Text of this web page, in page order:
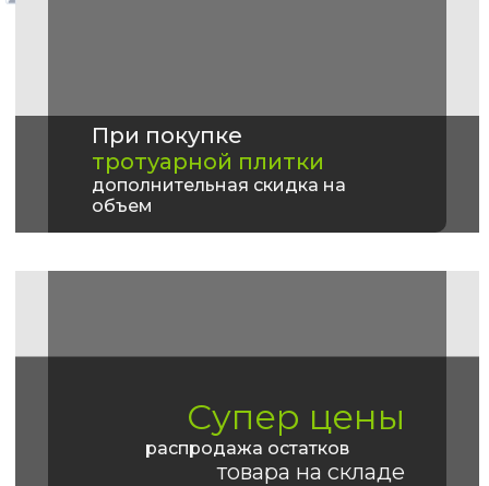
При покупке
тротуарной плитки
дополнительная скидка на
объем
Супер цены
распродажа остатков
товара на складе